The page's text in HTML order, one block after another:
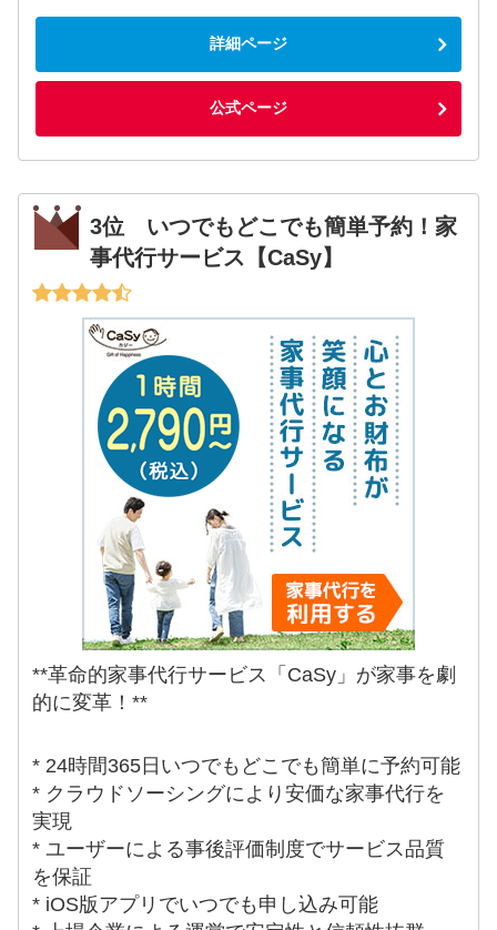
詳細ページ
公式ページ
3位 いつでもどこでも簡単予約！家
事代行サービス【CaSy】
**革命的家事代行サービス「CaSy」が家事を劇
的に変革！**
* 24時間365日いつでもどこでも簡単に予約可能
* クラウドソーシングにより安価な家事代行を
実現
* ユーザーによる事後評価制度でサービス品質
を保証
* iOS版アプリでいつでも申し込み可能